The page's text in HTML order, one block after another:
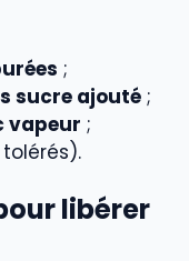
;
sucre ajouté ;
vapeur ;
libérer